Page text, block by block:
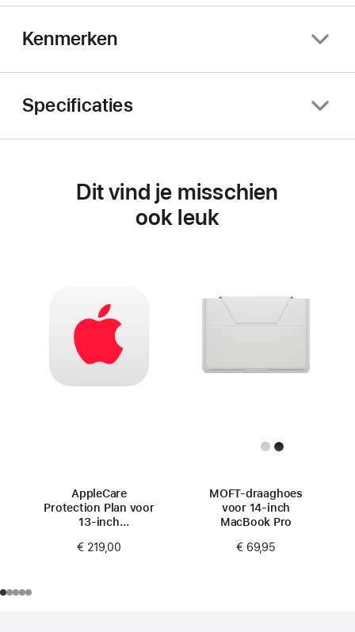
Kenmerken
Specificaties
Dit vind je misschien
ook leuk
AppleCare
Protection Plan voor
13‑inch
€ 219,00
MOFT-draaghoes
voor 14-inch
MacBook Pro
€ 69,95